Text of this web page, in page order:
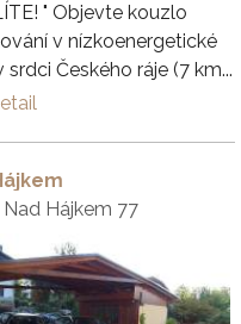
" Objevte kouzlo
v nízkoenergetické
Českého ráje (7 km...
Nad Hájkem 77